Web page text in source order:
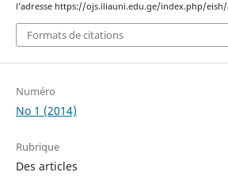
l’adresse https://ojs.iliauni.edu.ge/index.php/
Formats de citations
Numéro
No 1 (2014)
Rubrique
Des articles